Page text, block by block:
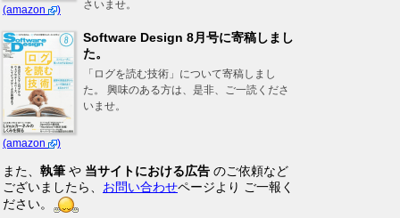
(amazon )
さいませ。
(amazon )
Software Design 8月号に寄稿しまし
た。
「ログを読む技術」について寄稿しまし
た。 興味のある方は、是非、ご一読くださ
いませ。
また、 執筆 や 当サイトにおける広告 のご依頼など
ございましたら、 お問い合わせページより ご一報く
ださい。